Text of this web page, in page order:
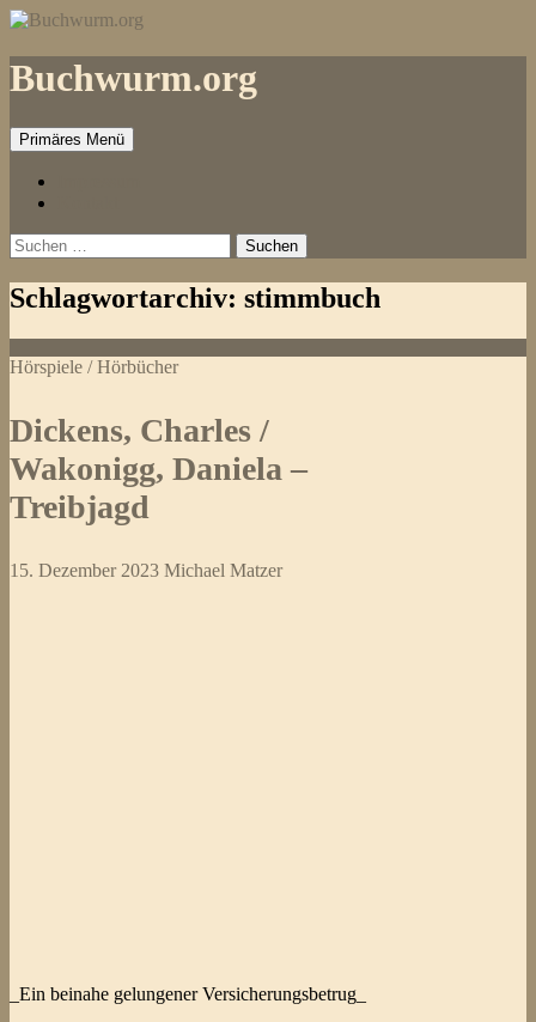
Zum
springen
Buchwurm.org
Primäres Menü
Suchen
nach:
Schlagwortarchiv: stimmbuch
Hörspiele / Hörbücher
Dickens, Charles /
Wakonigg, Daniela –
Treibjagd
15. Dezember 2023 Michael Matzer
_Ein beinahe gelungener Versicherungsbetrug_